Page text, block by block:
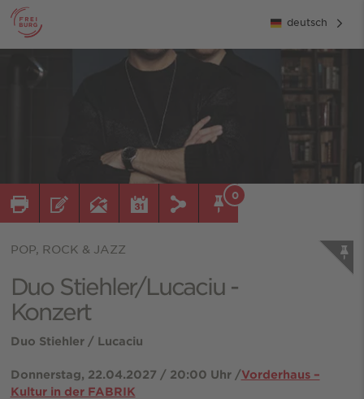
deutsch
0
POP, ROCK & JAZZ
Duo Stiehler/Lucaciu -
Konzert
Duo Stiehler / Lucaciu
Donnerstag, 22.04.2027 / 20:00 Uhr /Vorderhaus –
Kultur in der FABRIK